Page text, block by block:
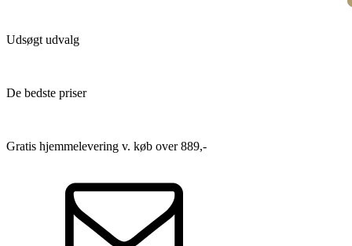
Udsøgt udvalg
De bedste priser
Gratis hjemmelevering v. køb over 889,-